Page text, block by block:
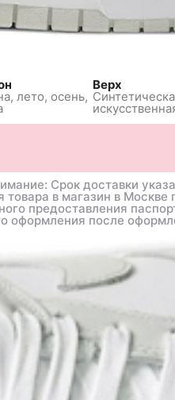
лето, осень,
Верх
Срок доставки
товара в магазин в Москве
предоставления
оформления после
Срок доставки
товара в магазин в Москве
предоставления
оформления после